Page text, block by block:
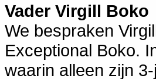
Vader Virgill Boko
We bespraken
Exceptional Boko.
waarin alleen zijn